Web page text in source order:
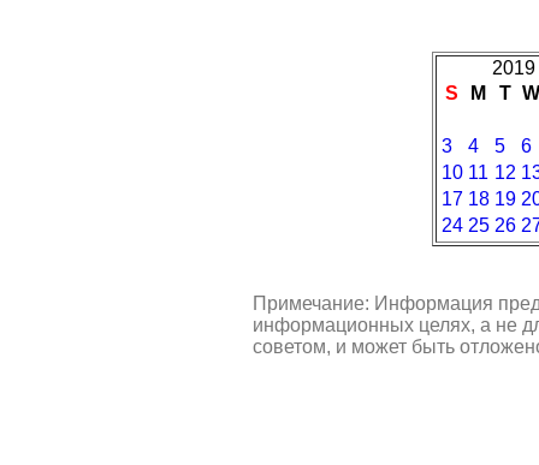
2019
S
M T
3 4 5
6
10 11 12
17 18 19
24 25 26
Примечание: Информация
информационных целях, а не
советом, и может быть